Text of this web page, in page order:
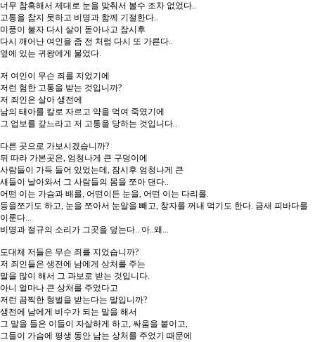
너무 참혹해서 제대로 눈을 맞춰서 볼수 조차 없었다..
고통을 참지 못하고 비명과 함께 기절한다..
미풍이 불자 다시 살이 돋아나고 잠시후
다시 깨어난 여인을 좀 전 처럼 다시 또 가른다..
옆에 있는 귀왕에게 물었다.
저 여인이 무슨 죄를 지었기에
저런 험한 고통을 받는 것입니까?
저 죄인은 살아 생전에
남의 태아를 칼로 자르고 약을 먹여 죽였기에
그 업보를 갚느라고 저 고통을 당하는 것입니다..
다른 곳으로 가보시겠습니까?
뒤 따라 가본곳은, 엄청나게 큰 구덩이에
사람들이 가득 들어 있었는데, 잠시후 엄청나게 큰
새들이 날아와서 그 사람들의 몸을 쪼아 댄다..
어떤 이는 가슴과 배를, 어떤이든 눈을, 어떤 이는 다리를.
등을쪼기도 하고, 눈을 쪼아서 눈알을 빼고, 창자를 꺼내 먹기도 한다. 금새 피바다를
이룬다...
비명과 절규의 소리가 그곳을 덮는다.. 아..왜...
도대체 저들은 무슨 죄를 지었습니까?
저 죄인들은 생전에 남에게 상처를 주는
말을 많이 해서 그 과보로 받는 것입니다.
아니 얼마나 큰 상처를 주었다고
저런 끔찍한 형벌을 받는다는 말입니까?
생전에 남에게 비수가 되는 말을 해서
그 말을 들은 이들이 자살하게 하고, 싸움을 붙이고,
그들이 가슴에 평생 동안 남는 상처를 주었기 때문에